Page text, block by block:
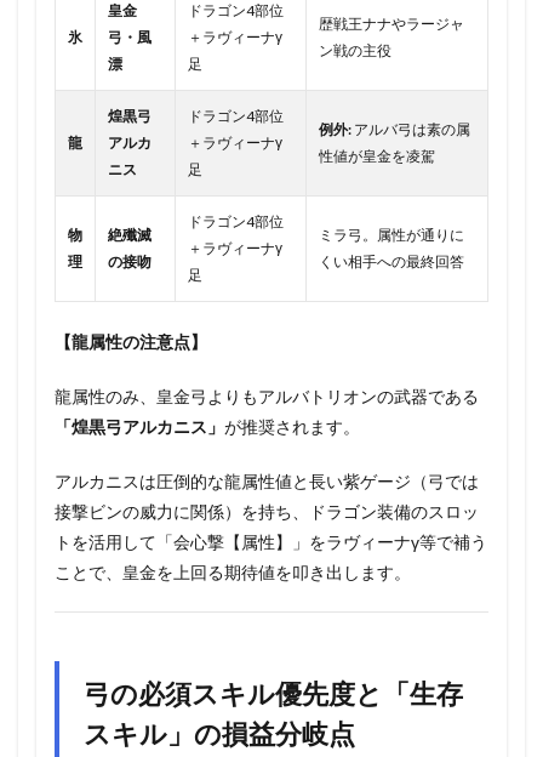
氷
皇金
弓・風
漂
ドラゴン4部位
＋ラヴィーナγ
足
歴戦王ナナやラージャ
ン戦の主役
龍
煌黒弓
アルカ
ニス
ドラゴン4部位
＋ラヴィーナγ
足
例外: アルバ弓は素の属
性値が皇金を凌駕
物
理
絶殲滅
の接吻
ドラゴン4部位
＋ラヴィーナγ
足
ミラ弓。属性が通りに
くい相手への最終回答
【龍属性の注意点】
龍属性のみ、皇金弓よりもアルバトリオンの武器である
「煌黒弓アルカニス」 が推奨されます。
アルカニスは圧倒的な龍属性値と長い紫ゲージ（弓では
接撃ビンの威力に関係）を持ち、ドラゴン装備のスロッ
トを活用して「会心撃【属性】」をラヴィーナγ等で補う
ことで、皇金を上回る期待値を叩き出します。
弓の必須スキル優先度と「生存
スキル」の損益分岐点